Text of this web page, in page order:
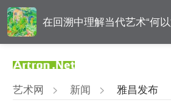
在回溯中理解当代艺术“何
影响力榜单
对话 | “道法自然” 范一夫山
艺术网 > 新闻 > 雅昌发布